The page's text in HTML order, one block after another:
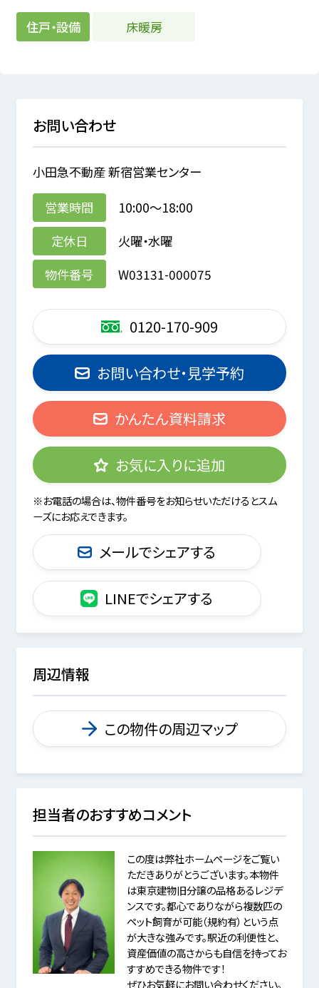
住戸・設備 床暖房
お問い合わせ
小田急不動産 新宿営業センター
営業時間
10:00～18:00
定休日
火曜・水曜
物件番号
W03131-000075
0120-170-909
お問い合わせ・見学予約
かんたん資料請求
お気に入りに追加
※お電話の場合は、物件番号をお知らせいただけるとスム
ーズにお応えできます。
メールでシェアする
LINEでシェアする
周辺情報
この物件の周辺マップ
担当者のおすすめコメント
この度は弊社ホームページをご覧い
ただきありがとうございます。本物件
は東京建物旧分譲の品格あるレジデ
ンスです。都心でありながら複数匹の
ペット飼育が可能（規約有）という点
が大きな強みです。駅近の利便性と、
資産価値の高さからも自信を持ってお
すすめできる物件です！
ぜひお気軽にお問い合わせください。